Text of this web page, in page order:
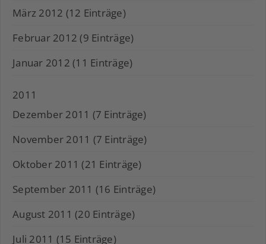
März 2012 (12 Einträge)
Februar 2012 (9 Einträge)
Januar 2012 (11 Einträge)
2011
Dezember 2011 (7 Einträge)
November 2011 (7 Einträge)
Oktober 2011 (21 Einträge)
September 2011 (16 Einträge)
August 2011 (20 Einträge)
Juli 2011 (15 Einträge)